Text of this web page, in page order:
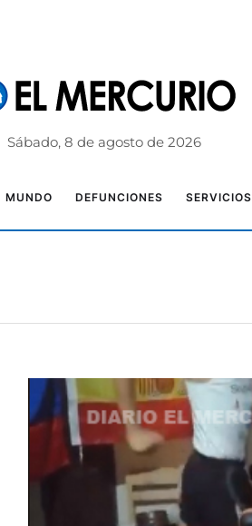
Sábado, 8 de agosto de 2026
MUNDO DEFUNCIONES SERVICIOS